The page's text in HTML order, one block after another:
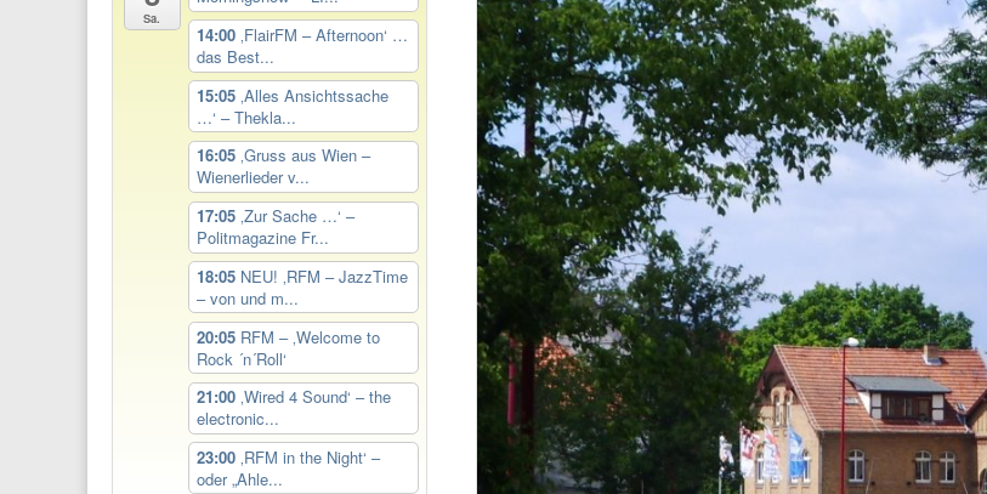
Sa.
14:00 ‚FlairFM – Afternoon‘ …
das Best...
15:05 ‚Alles Ansichtssache
…‘ – Thekla...
16:05 ‚Gruss aus Wien –
Wienerlieder v...
17:05 ‚Zur Sache …‘ –
Politmagazine Fr...
18:05 NEU! ‚RFM – JazzTime
– von und m...
20:05 RFM – ‚Welcome to
Rock ´n´Roll‘
21:00 ‚Wired 4 Sound‘ – the
electronic...
23:00 ‚RFM in the Night‘ –
oder „Ahle...